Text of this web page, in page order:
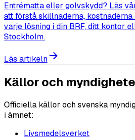
Entrématta eller golvskydd? Läs
att förstå skillnaderna, kostnaderna
varje lösning i din BRF, ditt kontor
Stockholm.
Läs artikeln
Källor och
Officiella källor och svenska
i ämnet:
Livsmedelsverket